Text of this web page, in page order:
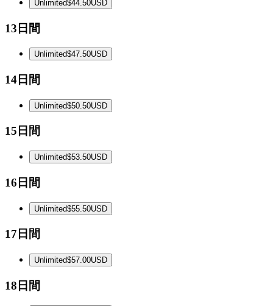
Unlimited$44.50USD
13日間
Unlimited$47.50USD
14日間
Unlimited$50.50USD
15日間
Unlimited$53.50USD
16日間
Unlimited$55.50USD
17日間
Unlimited$57.00USD
18日間